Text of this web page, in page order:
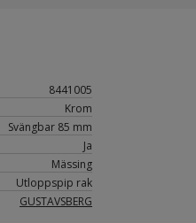
8441005
Krom
Svängbar 85 mm
Ja
Mässing
Utloppspip rak
GUSTAVSBERG